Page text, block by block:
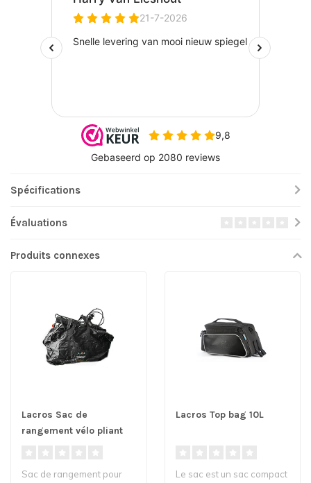
Spécifications
Évaluations
Produits connexes
Lacros Sac de
rangement vélo pliant
Sac de rangement pour
Lacros Top bag 10L
Le sac est un sac compact